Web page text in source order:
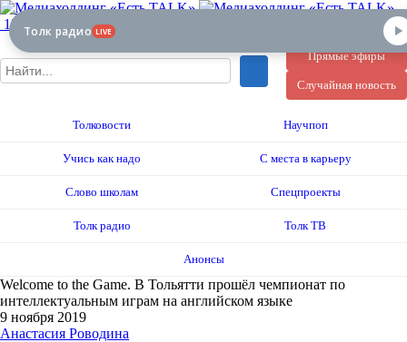
12+
Прямые эфиры
Случайная новость
Толковости Научпоп
Учись как надо С места в карьеру
Слово школам Спецпроекты
Толк радио Толк ТВ
Анонсы
Welcome to the Game. В Тольятти прошёл чемпионат по
интеллектуальным играм на английском языке
9 ноября 2019
Анастасия Роводина
Толк радио LIVE